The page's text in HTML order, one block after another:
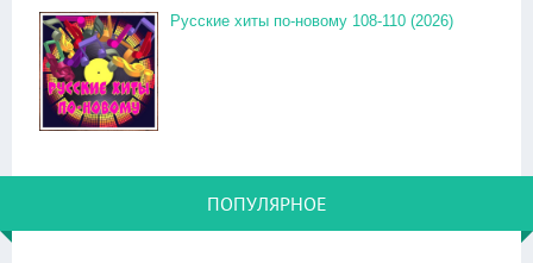
Русские хиты по-новому 108-110 (2026)
ПОПУЛЯРНОЕ